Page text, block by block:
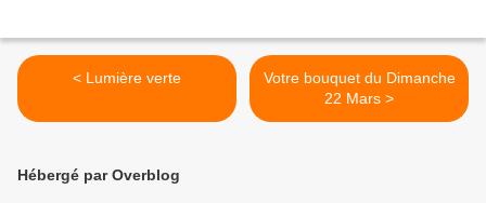
< Lumière verte
Votre bouquet du Dimanche
22 Mars >
Hébergé par Overblog